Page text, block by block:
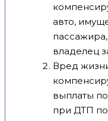
авто,
владелец
Вред
выплаты
при ДТП